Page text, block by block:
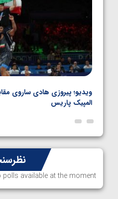
ویدیو؛ پیروزی هادی ساروی
المپیک پاریس
polls available at the moment.